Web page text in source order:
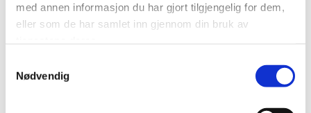
med annen informasjon du har gjort tilgjengelig for dem,
eller som de har samlet inn gjennom din bruk av
Nødvendig
US Privacy Shield-rammeverket (les mer
her: https://ec.europa.eu/info/law/law-topic/data-
protection/data-transfers-outside-eu/eu-us-privacy-